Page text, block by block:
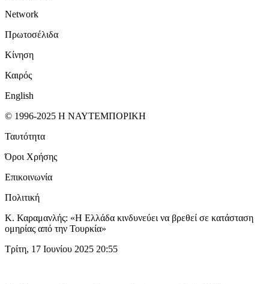
Network
Πρωτοσέλιδα
Κίνηση
Καιρός
English
© 1996-2025 Η ΝΑΥΤΕΜΠΟΡΙΚΗ
Ταυτότητα
Όροι Χρήσης
Επικοινωνία
Πολιτική
Κ. Καραμανλής: «Η Ελλάδα κινδυνεύει να βρεθεί σε κατάσταση
ομηρίας από την Τουρκία»
Τρίτη, 17 Ιουνίου 2025 20:55